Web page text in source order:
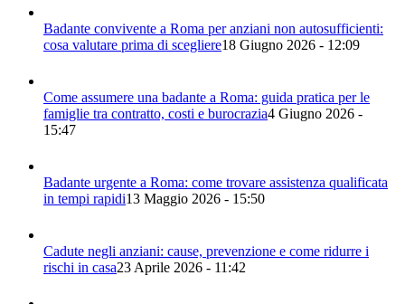
Badante convivente a Roma per anziani non autosufficienti:
cosa valutare prima di scegliere18 Giugno 2026 - 12:09
Come assumere una badante a Roma: guida pratica per le
famiglie tra contratto, costi e burocrazia4 Giugno 2026 -
15:47
Badante urgente a Roma: come trovare assistenza qualificata
in tempi rapidi13 Maggio 2026 - 15:50
Cadute negli anziani: cause, prevenzione e come ridurre i
rischi in casa23 Aprile 2026 - 11:42